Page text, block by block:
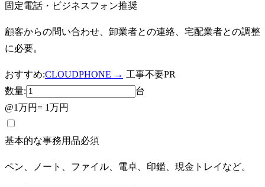
固定電話・ビジネスフォン推奨
顧客からの問い合わせ、卸業者との連絡、宅配業者との調整
に必要。
おすすめ:CLOUDPHONE → 工事不要PR
数量:
台
@1万円= 1万円
基本的な事務用品必須
ペン、ノート、ファイル、電卓、印鑑、現金トレイなど。